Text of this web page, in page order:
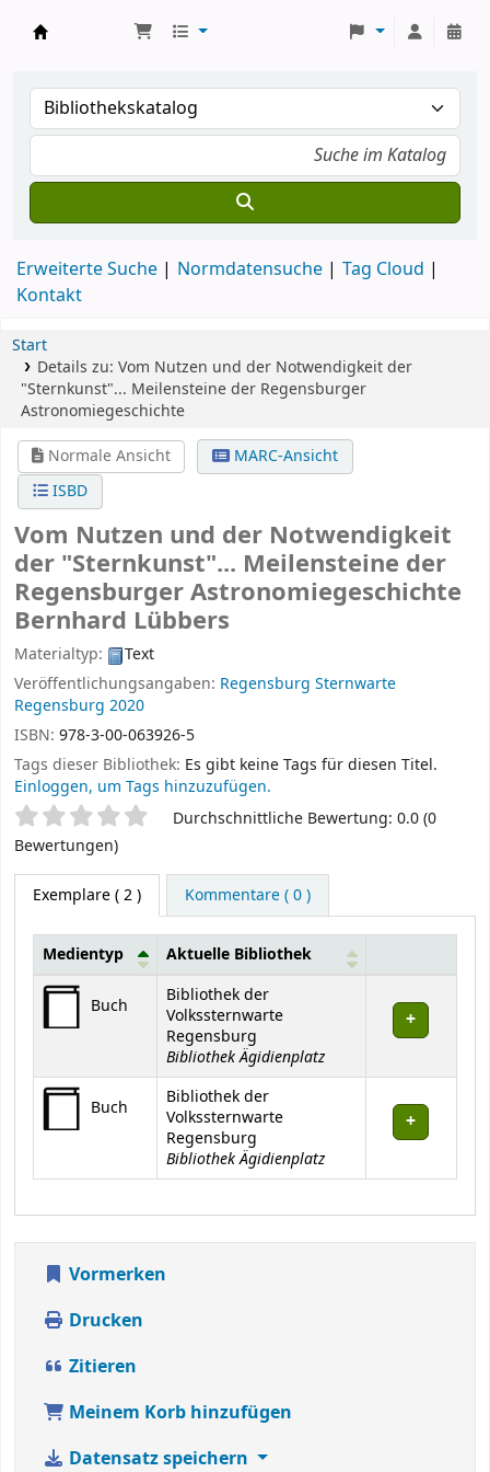
Erweiterte Suche Normdatensuche
Tag Cloud
Kontakt
Start
Details zu: Vom Nutzen und der Notwendigkeit der
"Sternkunst"... Meilensteine der Regensburger
Astronomiegeschichte
Normale Ansicht
MARC-Ansicht
ISBD
Vom Nutzen und der Notwendigkeit
der "Sternkunst"... Meilensteine der
Regensburger Astronomiegeschichte
Bernhard Lübbers
Materialtyp:
Text
Veröffentlichungsangaben: Regensburg Sternwarte
Regensburg 2020
ISBN: 978-3-00-063926-5
Tags dieser Bibliothek: Es gibt keine Tags für diesen Titel.
Einloggen, um Tags hinzuzufügen.
SternchenbewertungDurchschnittliche Bewertung: 0.0 (0
Bewertungen)
Exemplare( 2 ) Kommentare ( 0 )
Exemplare
Medientyp Aktuelle Bibliothek
Buch
Bibliothek der
Volkssternwarte
Regensburg
Bibliothek Ägidienplatz
Buch
Bibliothek der
Volkssternwarte
Regensburg
Bibliothek Ägidienplatz
Vormerken
Drucken
Zitieren
Meinem Korb hinzufügen
Datensatz speichern